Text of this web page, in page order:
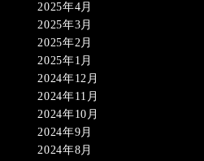
2025年4月
2025年3月
2025年2月
2025年1月
2024年12月
2024年11月
2024年10月
2024年9月
2024年8月